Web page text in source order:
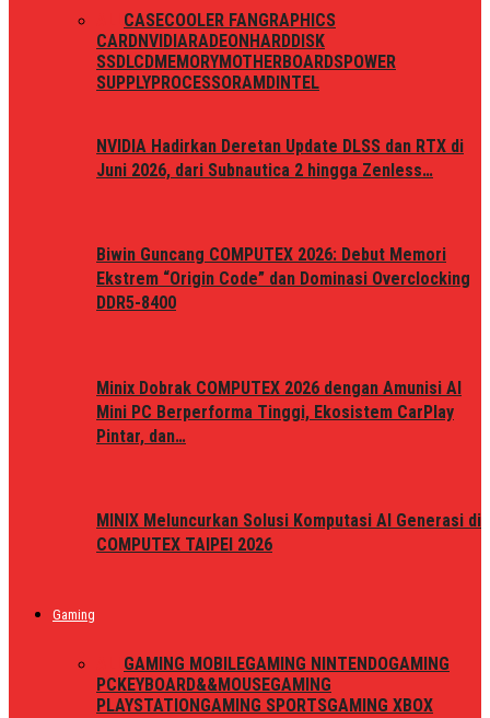
CASECOOLER FAN GRAPHICS
CARDNVIDIARADEON HARDDISK
SSDLCDMEMORYMOTHERBOARDSPOWER
SUPPLYPROCESSORAMD INTEL
NVIDIA Hadirkan Deretan Update DLSS dan RTX di
Juni 2026, dari Subnautica 2 hingga Zenless…
Biwin Guncang COMPUTEX 2026: Debut Memori
Ekstrem “Origin Code” dan Dominasi Overclocking
DDR5-8400
Minix Dobrak COMPUTEX 2026 dengan Amunisi AI
Mini PC Berperforma Tinggi, Ekosistem CarPlay
Pintar, dan…
MINIX Meluncurkan Solusi Komputasi AI Generasi di
COMPUTEX TAIPEI 2026
Gaming
GAMING MOBILEGAMING NINTENDOGAMING
PCKEYBOARD&&MOUSEGAMING
PLAYSTATIONGAMING SPORTSGAMING XBOX